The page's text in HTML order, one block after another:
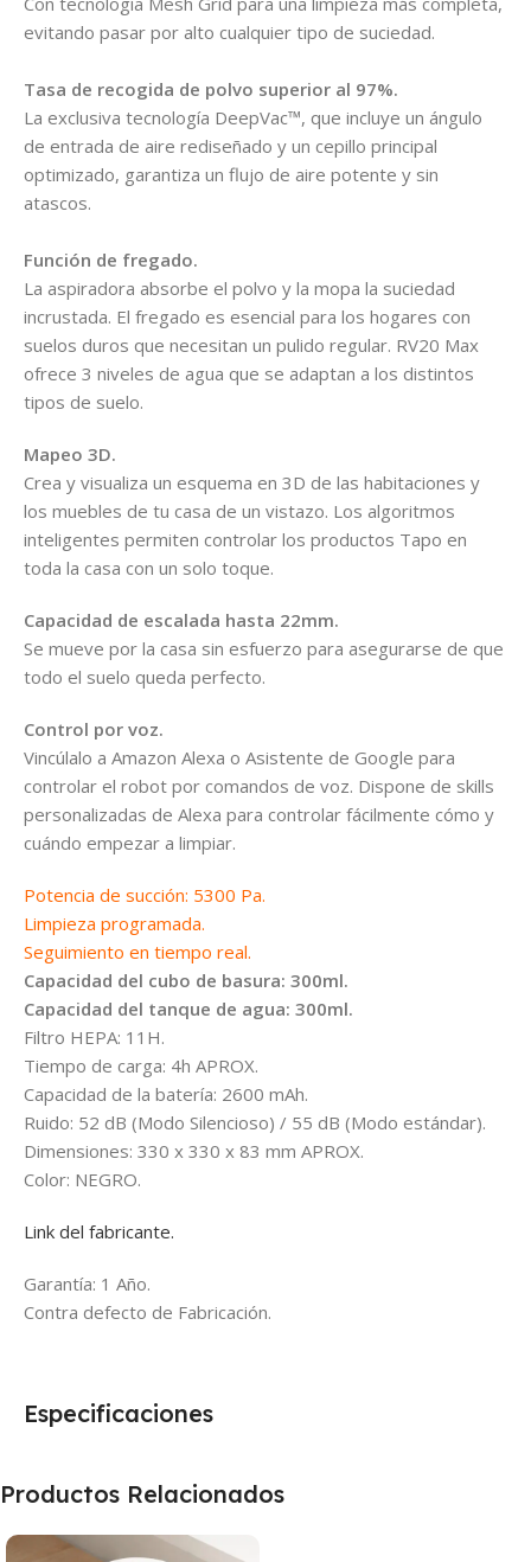
evitando pasar por alto cualquier tipo de suciedad.
Tasa de recogida de polvo superior al 97%.
La exclusiva tecnología DeepVac™, que incluye un ángulo
de entrada de aire rediseñado y un cepillo principal
optimizado, garantiza un flujo de aire potente y sin
atascos.
Función de fregado.
La aspiradora absorbe el polvo y la mopa la suciedad
incrustada. El fregado es esencial para los hogares con
suelos duros que necesitan un pulido regular. RV20 Max
ofrece 3 niveles de agua que se adaptan a los distintos
tipos de suelo.
Mapeo 3D.
Crea y visualiza un esquema en 3D de las habitaciones y
los muebles de tu casa de un vistazo. Los algoritmos
inteligentes permiten controlar los productos Tapo en
toda la casa con un solo toque.
Capacidad de escalada hasta 22mm.
Se mueve por la casa sin esfuerzo para asegurarse de que
todo el suelo queda perfecto.
Control por voz.
Vincúlalo a Amazon Alexa o Asistente de Google para
controlar el robot por comandos de voz. Dispone de skills
personalizadas de Alexa para controlar fácilmente cómo y
cuándo empezar a limpiar.
Potencia de succión: 5300 Pa.
Limpieza programada.
Seguimiento en tiempo real.
Capacidad del cubo de basura: 300ml.
Capacidad del tanque de agua: 300ml.
Filtro HEPA: 11H.
Tiempo de carga: 4h APROX.
Capacidad de la batería: 2600 mAh.
Ruido: 52 dB (Modo Silencioso) / 55 dB (Modo estándar).
Dimensiones: 330 x 330 x 83 mm APROX.
Color: NEGRO.
Link del fabricante.
Garantía: 1 Año.
Contra defecto de Fabricación.
Especificaciones
Productos Relacionados